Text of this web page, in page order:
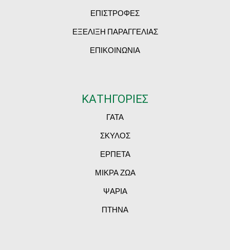
ΕΠΙΣΤΡΟΦΕΣ
ΕΞΕΛΙΞΗ ΠΑΡΑΓΓΕΛΙΑΣ
ΕΠΙΚΟΙΝΩΝΙΑ
ΚΑΤΗΓΟΡΙΕΣ
ΓΑΤΑ
ΣΚΥΛΟΣ
ΕΡΠΕΤΑ
ΜΙΚΡΑ ΖΩΑ
ΨΑΡΙΑ
ΠΤΗΝΑ